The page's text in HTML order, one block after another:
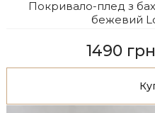
Покривало-плед з
бежевий
1490 грн